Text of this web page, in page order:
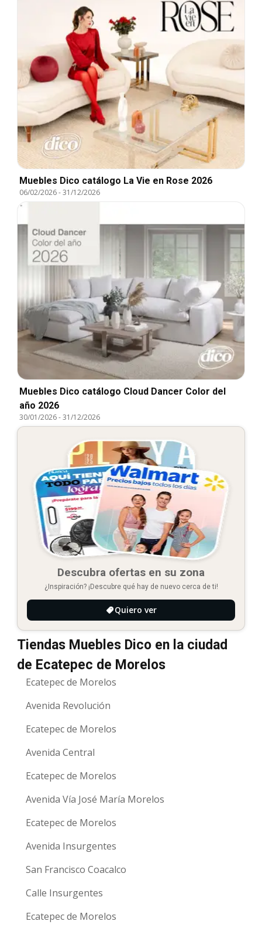
Muebles Dico catálogo La Vie en Rose 2026
06/02/2026-31/12/2026
Muebles Dico catálogo Cloud Dancer Color del
año 2026
30/01/2026-31/12/2026
Descubra ofertas en su zona
¿Inspiración? ¡Descubre qué hay de nuevo cerca de ti!
Quiero ver
Tiendas Muebles Dico en la ciudad
de Ecatepec de Morelos
Ecatepec de Morelos
Avenida Revolución
Ecatepec de Morelos
Avenida Central
Ecatepec de Morelos
Avenida Vía José María Morelos
Ecatepec de Morelos
Avenida Insurgentes
San Francisco Coacalco
Calle Insurgentes
Ecatepec de Morelos